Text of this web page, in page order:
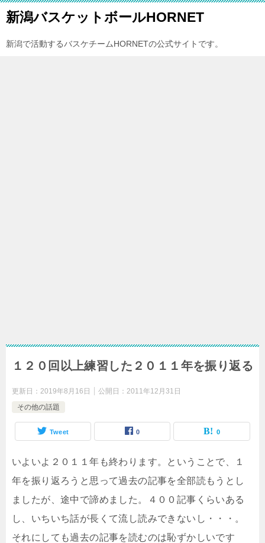
新潟バスケットボールHORNET
新潟で活動するバスケチームHORNETの公式サイトです。
１２０回以上練習した２０１１年を振り返る
更新日： 2019年8月16日 公開日： 2011年12月31日
その他の話題
Tweet 0 0
いよいよ２０１１年も終わります。ということで、１
年を振り返ろうと思って過去の記事を全部読もうとし
ましたが、途中で諦めました。４００記事くらいある
し、いちいち話が長くて流し読みできないし・・・。
それにしても過去の記事を読むのは恥ずかしいです